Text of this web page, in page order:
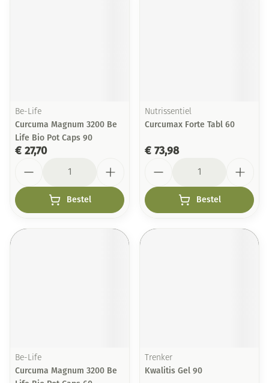
Be-Life
Curcuma Magnum 3200 Be
Life Bio Pot Caps 90
€ 27,70
Bestel
Nutrissentiel
Curcumax Forte Tabl 60
€ 73,98
Bestel
Be-Life
Curcuma Magnum 3200 Be
Trenker
Kwalitis Gel 90